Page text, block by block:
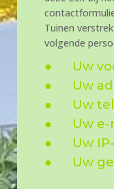
Tuinen
volgende
● Uw
● Uw
● Uw
● Uw e-
● Uw IP-
● Uw